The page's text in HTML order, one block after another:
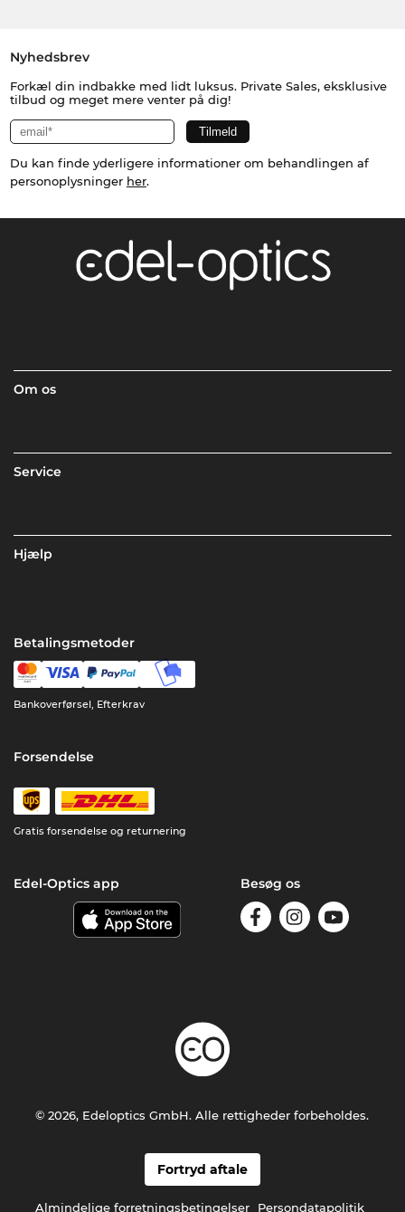
Nyhedsbrev
Forkæl din indbakke med lidt luksus. Private Sales, eksklusive
tilbud og meget mere venter på dig!
Du kan finde yderligere informationer om behandlingen af
personoplysninger her.
Om os
Service
Hjælp
Betalingsmetoder
Bankoverførsel, Efterkrav
Forsendelse
Gratis forsendelse og returnering
Edel-Optics app Besøg os
Fortryd aftale
Almindelige forretningsbetingelser Persondatapolitik
© 2026, Edeloptics GmbH. Alle rettigheder forbeholdes.